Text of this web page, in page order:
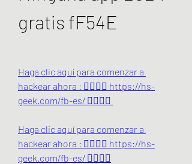
gratis fF54E
Haga clic aquí para comenzar a
hackear ahora : 👉🏻👉🏻 https://hs-
geek.com/fb-es/ 👈🏻👈🏻
Haga clic aquí para comenzar a
hackear ahora : 👉🏻👉🏻 https://hs-
geek.com/fb-es/ 👈🏻👈🏻